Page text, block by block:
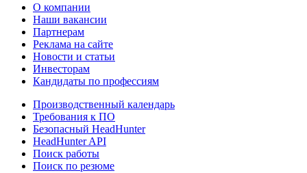
О компании
Наши вакансии
Партнерам
Реклама на сайте
Новости и статьи
Инвесторам
Кандидаты по профессиям
Производственный календарь
Требования к ПО
Безопасный HeadHunter
HeadHunter API
Поиск работы
Поиск по резюме